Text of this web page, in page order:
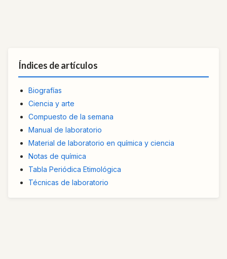
Índices de artículos
Biografías
Ciencia y arte
Compuesto de la semana
Manual de laboratorio
Material de laboratorio en química y ciencia
Notas de química
Tabla Periódica Etimológica
Técnicas de laboratorio